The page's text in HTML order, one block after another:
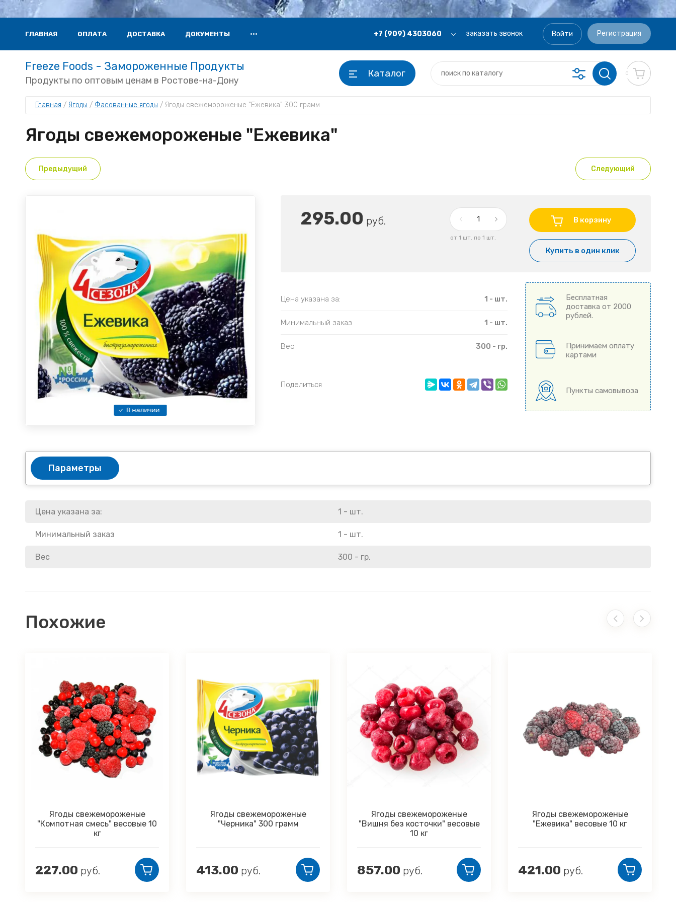
ГЛАВНАЯ ОПЛАТА ДОСТАВКА ДОКУМЕНТЫ ••• +7 (909) 4303060 заказать звонок Войти Регистрация
Freeze Foods - Замороженные Продукты
Продукты по оптовым ценам в Ростове-на-Дону
Каталог 0
Главная / Ягоды / Фасованные ягоды / Ягоды свежемороженые "Ежевика" 300 грамм
Ягоды свежемороженые "Ежевика"
Предыдущий Следующий
В наличии
295.00 руб.
от 1 шт. по 1 шт.
В корзину
Купить в один клик
Цена указана за: 1 - шт.
Минимальный заказ 1 - шт.
Вес 300 - гр.
Поделиться
Бесплатная
доставка от 2000
рублей.
Принимаем оплату
картами
Пункты самовывоза
Параметры
Цена указана за: 1 - шт.
Минимальный заказ 1 - шт.
Вес 300 - гр.
Похожие
Ягоды свежемороженые
"Черника" 300 грамм
413.00 руб.
Ягоды свежемороженые
"Вишня без косточки" весовые
857.00 руб.
Ягоды свежемороженые
"Ежевика" весовые 10 кг
421.00 руб.
Ягоды свежемороженые
"Черная смородина" 300
420.00 руб.